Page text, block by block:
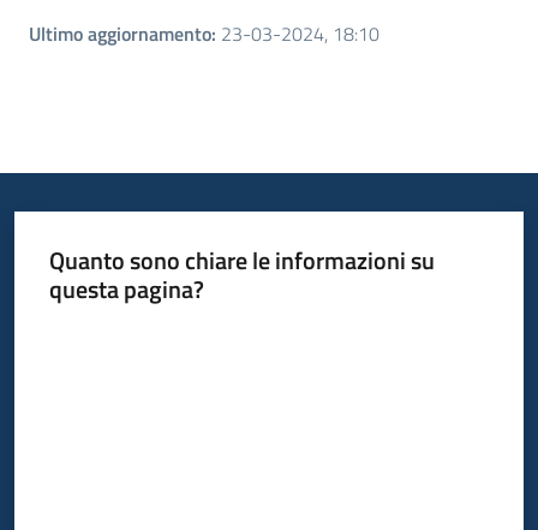
Ultimo aggiornamento: 23-03-2024, 18:10
Quanto sono chiare le informazioni su
questa pagina?